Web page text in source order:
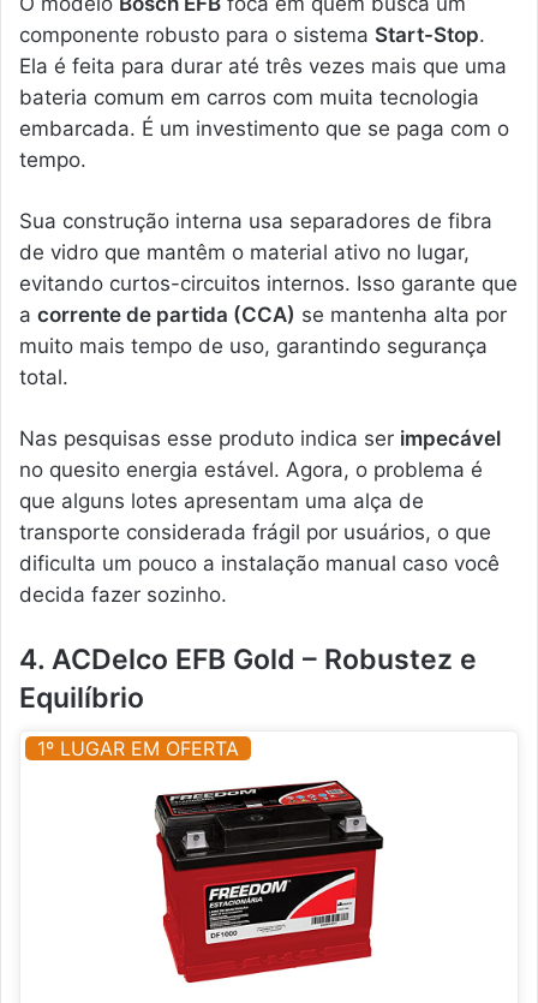
componente robusto para o sistema Start-Stop.
Ela é feita para durar até três vezes mais que uma
bateria comum em carros com muita tecnologia
embarcada. É um investimento que se paga com o
tempo.
Sua construção interna usa separadores de fibra
de vidro que mantêm o material ativo no lugar,
evitando curtos-circuitos internos. Isso garante que
a corrente de partida (CCA) se mantenha alta por
muito mais tempo de uso, garantindo segurança
total.
Nas pesquisas esse produto indica ser impecável
no quesito energia estável. Agora, o problema é
que alguns lotes apresentam uma alça de
transporte considerada frágil por usuários, o que
dificulta um pouco a instalação manual caso você
decida fazer sozinho.
4. ACDelco EFB Gold – Robustez e
Equilíbrio
1º LUGAR EM OFERTA